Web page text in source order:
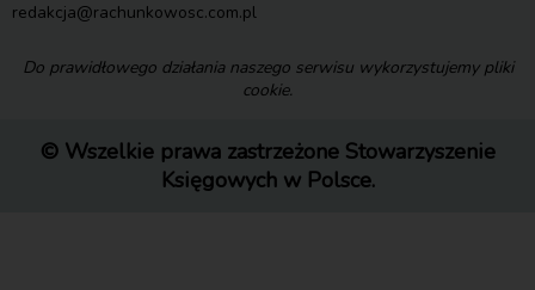
redakcja@rachunkowosc.com.pl
Do prawidłowego działania naszego serwisu wykorzystujemy pliki
cookie.
© Wszelkie prawa zastrzeżone Stowarzyszenie
Księgowych w Polsce.